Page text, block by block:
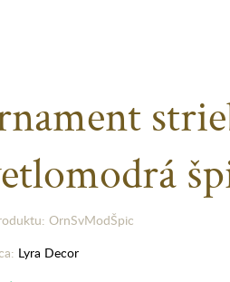
OrnSvModŠpic
Lyra Decor